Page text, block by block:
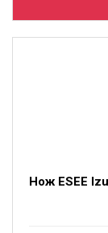
Нож ESEE